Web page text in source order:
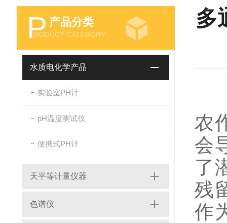
P 产品分类
RODUCT CATEGORY
水质电化学产品
实验室PH计
pH温度测试仪
便携式PH计
天平等计量仪器
色谱仪
多
农
会
了
残
作